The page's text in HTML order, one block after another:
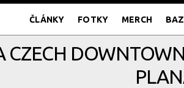
ČLÁNKY FOTKY MERCH